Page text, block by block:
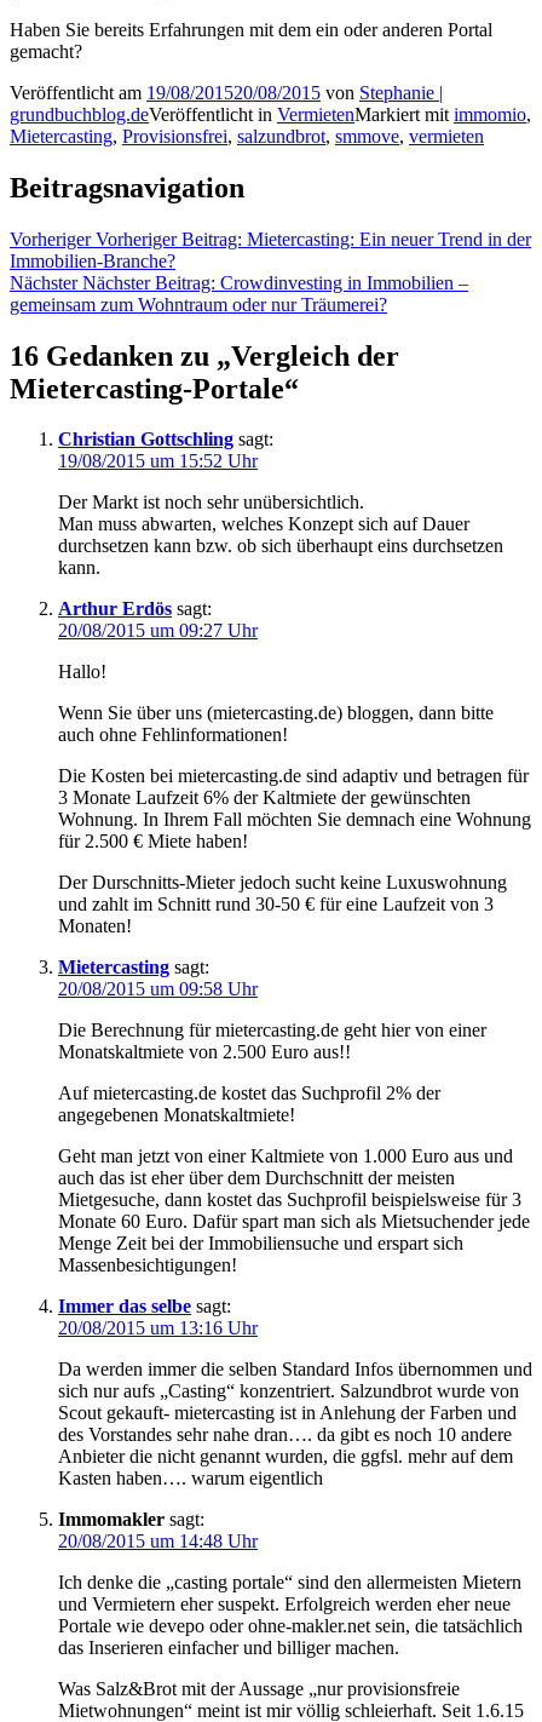
Haben Sie bereits Erfahrungen mit dem ein oder anderen Portal
gemacht?
Veröffentlicht am 19/08/201520/08/2015 von Stephanie |
grundbuchblog.deVeröffentlicht in VermietenMarkiert mit immomio,
Mietercasting, Provisionsfrei, salzundbrot, smmove, vermieten
Beitragsnavigation
Vorheriger Vorheriger Beitrag: Mietercasting: Ein neuer Trend in der
Immobilien-Branche?
Nächster Nächster Beitrag: Crowdinvesting in Immobilien –
gemeinsam zum Wohntraum oder nur Träumerei?
16 Gedanken zu „Vergleich der
Mietercasting-Portale“
Christian Gottschling sagt:
19/08/2015 um 15:52 Uhr
Der Markt ist noch sehr unübersichtlich.
Man muss abwarten, welches Konzept sich auf Dauer
durchsetzen kann bzw. ob sich überhaupt eins durchsetzen
kann.
Arthur Erdös sagt:
20/08/2015 um 09:27 Uhr
Hallo!
Wenn Sie über uns (mietercasting.de) bloggen, dann bitte
auch ohne Fehlinformationen!
Die Kosten bei mietercasting.de sind adaptiv und betragen für
3 Monate Laufzeit 6% der Kaltmiete der gewünschten
Wohnung. In Ihrem Fall möchten Sie demnach eine Wohnung
für 2.500 € Miete haben!
Der Durschnitts-Mieter jedoch sucht keine Luxuswohnung
und zahlt im Schnitt rund 30-50 € für eine Laufzeit von 3
Monaten!
Mietercasting sagt:
20/08/2015 um 09:58 Uhr
Die Berechnung für mietercasting.de geht hier von einer
Monatskaltmiete von 2.500 Euro aus!!
Auf mietercasting.de kostet das Suchprofil 2% der
angegebenen Monatskaltmiete!
Geht man jetzt von einer Kaltmiete von 1.000 Euro aus und
auch das ist eher über dem Durchschnitt der meisten
Mietgesuche, dann kostet das Suchprofil beispielsweise für 3
Monate 60 Euro. Dafür spart man sich als Mietsuchender jede
Menge Zeit bei der Immobiliensuche und erspart sich
Massenbesichtigungen!
Immer das selbe sagt:
20/08/2015 um 13:16 Uhr
Da werden immer die selben Standard Infos übernommen und
sich nur aufs „Casting“ konzentriert. Salzundbrot wurde von
Scout gekauft- mietercasting ist in Anlehung der Farben und
des Vorstandes sehr nahe dran…. da gibt es noch 10 andere
Anbieter die nicht genannt wurden, die ggfsl. mehr auf dem
Kasten haben…. warum eigentlich
Immomakler sagt:
20/08/2015 um 14:48 Uhr
Ich denke die „casting portale“ sind den allermeisten Mietern
und Vermietern eher suspekt. Erfolgreich werden eher neue
Portale wie devepo oder ohne-makler.net sein, die tatsächlich
das Inserieren einfacher und billiger machen.
Was Salz&Brot mit der Aussage „nur provisionsfreie
Mietwohnungen“ meint ist mir völlig schleierhaft. Seit 1.6.15